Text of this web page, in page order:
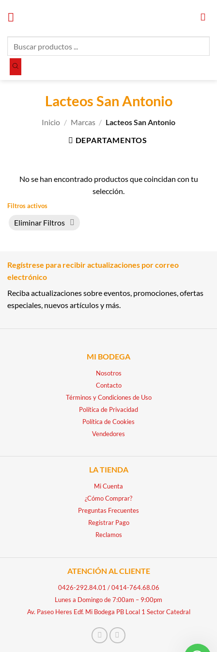
productos
Lacteos San Antonio
Inicio / Marcas / Lacteos San Antonio
DEPARTAMENTOS
No se han encontrado productos que coincidan con tu
selección.
Filtros activos
Eliminar Filtros
Regístrese para recibir actualizaciones por correo
electrónico
Reciba actualizaciones sobre eventos, promociones, ofertas
especiales, nuevos artículos y más.
MI BODEGA
Nosotros
Contacto
Términos y Condiciones de Uso
Política de Privacidad
Política de Cookies
Vendedores
LA TIENDA
Mi Cuenta
¿Cómo Comprar?
Preguntas Frecuentes
Registrar Pago
Reclamos
ATENCIÓN AL CLIENTE
0426-292.84.01 /0414-764.68.06
Lunes a Domingo de 7:00am – 9:00pm
Av. Paseo Heres Edf. Mi Bodega PB Local 1 Sector Catedral